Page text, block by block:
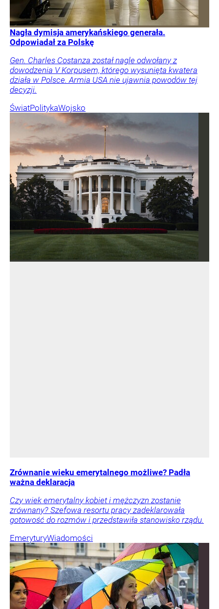
Nagła dymisja amerykańskiego generała.
Odpowiadał za Polskę
Gen. Charles Costanza został nagle odwołany z
dowodzenia V Korpusem, którego wysunięta kwatera
działa w Polsce. Armia USA nie ujawnia powodów tej
decyzji.
ŚwiatPolitykaWojsko
Zrównanie wieku emerytalnego możliwe? Padła
ważna deklaracja
Czy wiek emerytalny kobiet i mężczyzn zostanie
zrównany? Szefowa resortu pracy zadeklarowała
gotowość do rozmów i przedstawiła stanowisko rządu.
EmeryturyWiadomości